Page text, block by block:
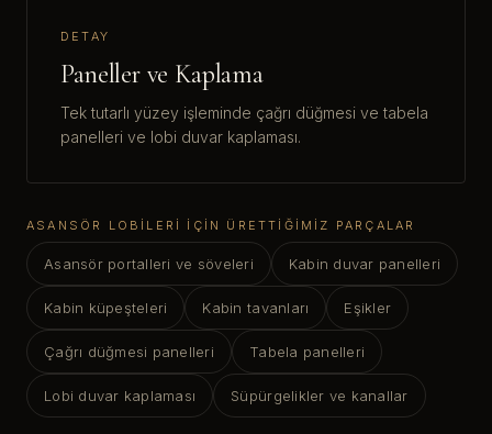
DETAY
Paneller ve Kaplama
Tek tutarlı yüzey işleminde çağrı düğmesi ve tabela
panelleri ve lobi duvar kaplaması.
ASANSÖR LOBILERI IÇIN ÜRETTIĞIMIZ PARÇALAR
Asansör portalleri ve söveleri Kabin duvar panelleri
Kabin küpeşteleri Kabin tavanları Eşikler
Çağrı düğmesi panelleri Tabela panelleri
Lobi duvar kaplaması Süpürgelikler ve kanallar